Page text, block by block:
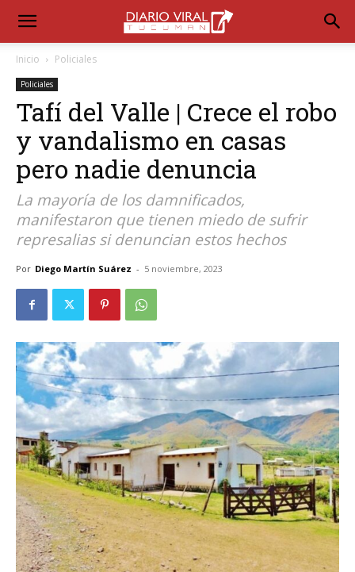
Inicio Policiales
Policiales
Tafí del Valle | Crece el robo
y vandalismo en casas
pero nadie denuncia
La mayoría de los damnificados,
manifestaron que tienen miedo de sufrir
represalias si denuncian estos hechos
Por Diego Martín Suárez - 5 noviembre, 2023